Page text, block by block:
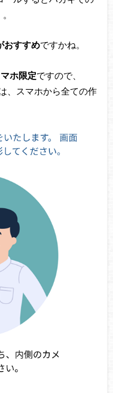
おすすめですかね。
ホ限定ですので、
、スマホから全ての作